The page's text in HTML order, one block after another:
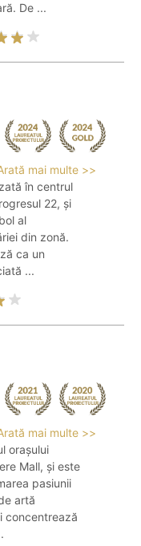
De ...
mai multe >>
în centrul
22, și
al
din zonă.
ca un
...
mai multe >>
orașului
Mall, și este
pasiunii
artă
concentrează